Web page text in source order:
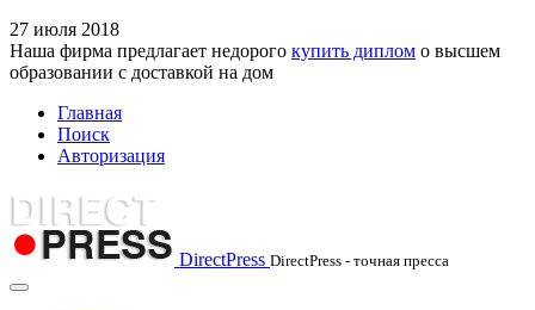
27 июля 2018
Наша фирма предлагает недорого купить диплом о высшем
образовании с доставкой на дом
Главная
Поиск
Авторизация
DirectPress DirectPress - точная пресса